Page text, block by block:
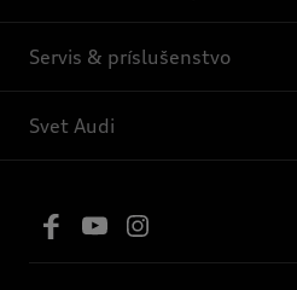
Servis & príslušenstvo
Svet Audi